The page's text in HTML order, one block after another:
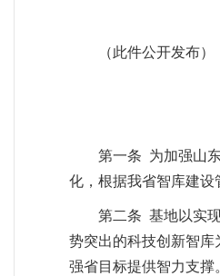
（此件公开发布）
第一条 为加强山
化，根据我省智库建
第二条 基地以实
势突出的科技创新智
强省目标提供智力支撑